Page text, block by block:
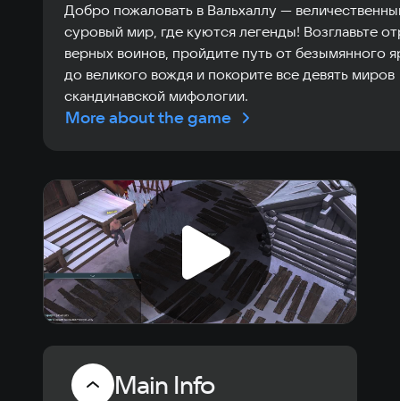
Добро пожаловать в Вальхаллу —
суровый мир, где куются легенды! Возглавьте
верных воинов, пройдите путь от безымянного
до великого вождя и покорите все девять миров
скандинавской мифологии.
More about the game
Main Info